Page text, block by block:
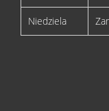
Niedziela